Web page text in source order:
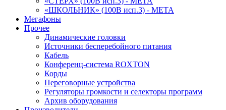
«ШКОЛЬНИК» (100В исп.3) - МЕТА
Мегафоны
Прочее
Динамические головки
Источники бесперебойного питания
Кабель
Конференц-система ROXTON
Корды
Переговорные устройства
Регуляторы громкости и селекторы программ
Архив оборудования